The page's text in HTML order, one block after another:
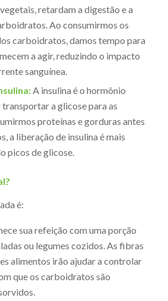
retardam a digestão e a
Ao consumirmos os
carboidratos, damos tempo para
a agir, reduzindo o impacto
sanguínea.
A insulina é o hormônio
a glicose para as
proteínas e gorduras antes
a liberação de insulina é mais
picos de glicose.
é:
sua refeição com uma porção
ou legumes cozidos. As fibras
alimentos irão ajudar a controlar
que os carboidratos são